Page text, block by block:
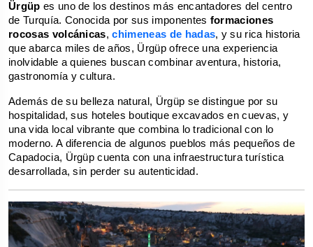
Ürgüp es uno de los destinos más encantadores del centro
de Turquía. Conocida por sus imponentes formaciones
rocosas volcánicas, chimeneas de hadas, y su rica historia
que abarca miles de años, Ürgüp ofrece una experiencia
inolvidable a quienes buscan combinar aventura, historia,
gastronomía y cultura.
Además de su belleza natural, Ürgüp se distingue por su
hospitalidad, sus hoteles boutique excavados en cuevas, y
una vida local vibrante que combina lo tradicional con lo
moderno. A diferencia de algunos pueblos más pequeños de
Capadocia, Ürgüp cuenta con una infraestructura turística
desarrollada, sin perder su autenticidad.